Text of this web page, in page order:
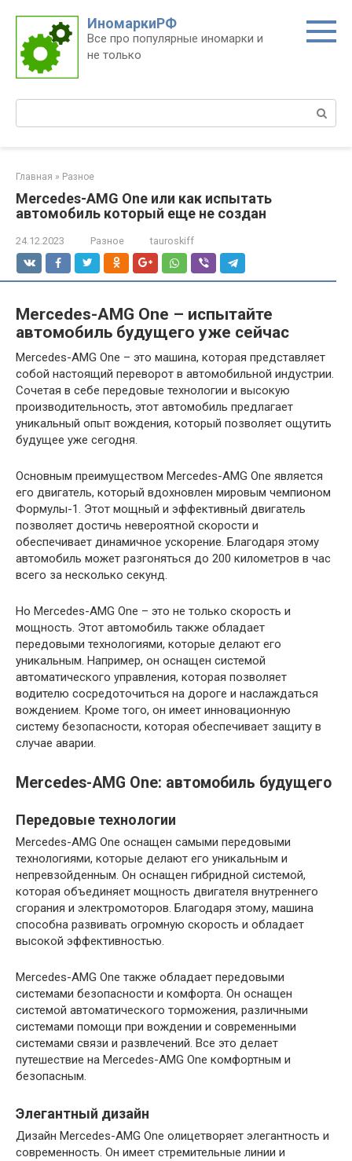
контенту
ИномаркиРФ
Все про популярные иномарки и
не только
Поиск:
Главная » Разное
Mercedes-AMG One или как испытать
автомобиль который еще не создан
24.12.2023 Разное tauroskiff
Mercedes-AMG One – испытайте
автомобиль будущего уже сейчас
Mercedes-AMG One – это машина, которая представляет
собой настоящий переворот в автомобильной индустрии.
Сочетая в себе передовые технологии и высокую
производительность, этот автомобиль предлагает
уникальный опыт вождения, который позволяет ощутить
будущее уже сегодня.
Основным преимуществом Mercedes-AMG One является
его двигатель, который вдохновлен мировым чемпионом
Формулы-1. Этот мощный и эффективный двигатель
позволяет достичь невероятной скорости и
обеспечивает динамичное ускорение. Благодаря этому
автомобиль может разгоняться до 200 километров в час
всего за несколько секунд.
Но Mercedes-AMG One – это не только скорость и
мощность. Этот автомобиль также обладает
передовыми технологиями, которые делают его
уникальным. Например, он оснащен системой
автоматического управления, которая позволяет
водителю сосредоточиться на дороге и наслаждаться
вождением. Кроме того, он имеет инновационную
систему безопасности, которая обеспечивает защиту в
случае аварии.
Mercedes-AMG One: автомобиль будущего
Передовые технологии
Mercedes-AMG One оснащен самыми передовыми
технологиями, которые делают его уникальным и
непревзойденным. Он оснащен гибридной системой,
которая объединяет мощность двигателя внутреннего
сгорания и электромоторов. Благодаря этому, машина
способна развивать огромную скорость и обладает
высокой эффективностью.
Mercedes-AMG One также обладает передовыми
системами безопасности и комфорта. Он оснащен
системой автоматического торможения, различными
системами помощи при вождении и современными
системами связи и развлечений. Все это делает
путешествие на Mercedes-AMG One комфортным и
безопасным.
Элегантный дизайн
Дизайн Mercedes-AMG One олицетворяет элегантность и
современность. Он имеет стремительные линии и